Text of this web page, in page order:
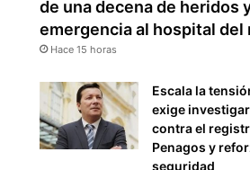
de una decena de heridos
emergencia al hospital del
Hace 15 horas
Escala la
exige
contra el
Penagos y
seguridad